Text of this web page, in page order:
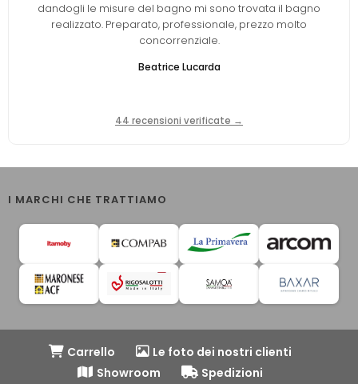
dandogli le misure del bagno mi sono trovata il bagno
realizzato. Preparato, professionale, prezzo molto
concorrenziale.
Beatrice Lucarda
44 recensioni verificate →
I MARCHI CHE TRATTIAMO
Carrello
Le foto dei nostri clienti
Showroom
Spedizioni